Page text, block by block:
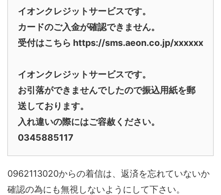
イオンクレジットサービスです。
カードのご入金が確認できません。
受付はこちら https://sms.aeon.co.jp/xxxxxx
イオンクレジットサービスです。
お引落ができませんでしたので振込用紙を郵
送しております。
入れ違いの際にはご容赦ください。
0345885117
0962113020からの着信は、返済を忘れていないか
確認の為にも無視しないようにして下さい。